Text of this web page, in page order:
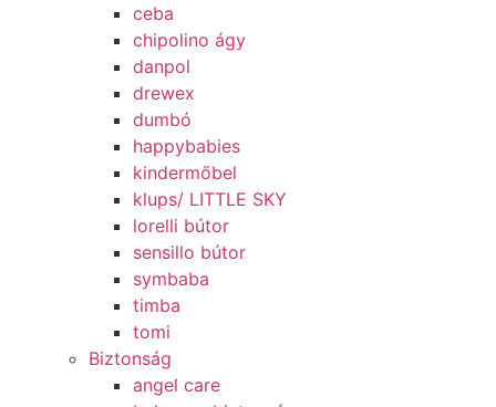
ceba
chipolino ágy
danpol
drewex
dumbó
happybabies
kindermőbel
klups/ LITTLE SKY
lorelli bútor
sensillo bútor
symbaba
timba
tomi
Biztonság
angel care